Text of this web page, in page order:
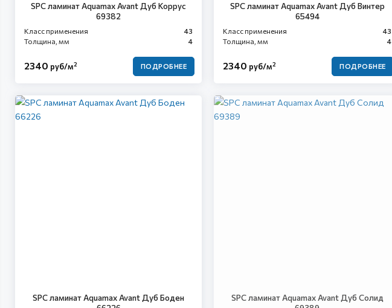
SPC ламинат Aquamax Avant Дуб Коррус
69382
Класс применения
43
Толщина, мм
4
2340 руб/м2 ПОДРОБНЕЕ
SPC ламинат Aquamax Avant Дуб Винтер
65494
Класс применения
43
Толщина, мм
4
2340 руб/м2 ПОДРОБНЕЕ
SPC ламинат Aquamax Avant Дуб Боден
SPC ламинат Aquamax Avant Дуб Солид